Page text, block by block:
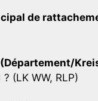
de
(LK WW, RLP)